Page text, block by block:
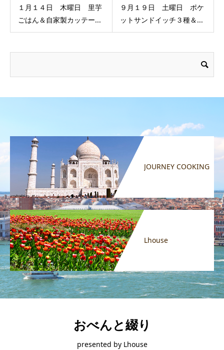
１月１４日 木曜日 里芋
ごはん＆自家製カッテー...
９月１９日 土曜日 ポケ
ットサンドイッチ３種＆...
JOURNEY COOKING
Lhouse
おべんと綴り
presented by Lhouse